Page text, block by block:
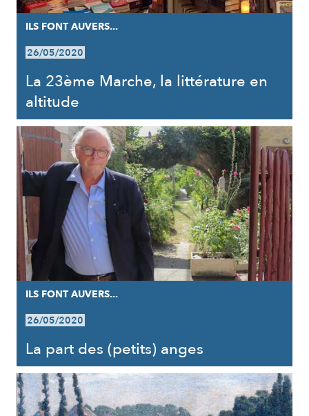
ILS FONT AUVERS...
26/05/2020
La 23ème Marche, la littérature en
altitude
ILS FONT AUVERS...
26/05/2020
La part des (petits) anges